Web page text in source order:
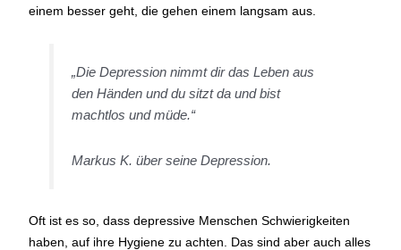
einem besser geht, die gehen einem langsam aus.
„Die Depression nimmt dir das Leben aus
den Händen und du sitzt da und bist
machtlos und müde.“
Markus K. über seine Depression.
Oft ist es so, dass depressive Menschen Schwierigkeiten
haben, auf ihre Hygiene zu achten. Das sind aber auch alles